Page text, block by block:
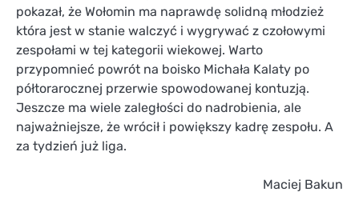
pokazał, że Wołomin ma naprawdę solidną młodzież
która jest w stanie walczyć i wygrywać z czołowymi
zespołami w tej kategorii wiekowej. Warto
przypomnieć powrót na boisko Michała Kalaty po
półtorarocznej przerwie spowodowanej kontuzją.
Jeszcze ma wiele zaległości do nadrobienia, ale
najważniejsze, że wrócił i powiększy kadrę zespołu. A
za tydzień już liga.
Maciej Bakun